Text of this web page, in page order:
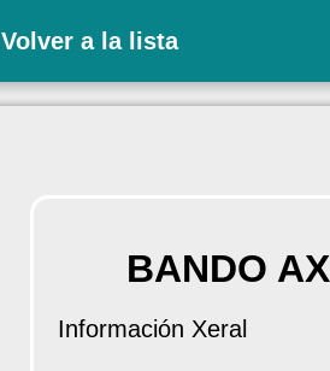
Volver a la lista
BANDO
Información Xeral